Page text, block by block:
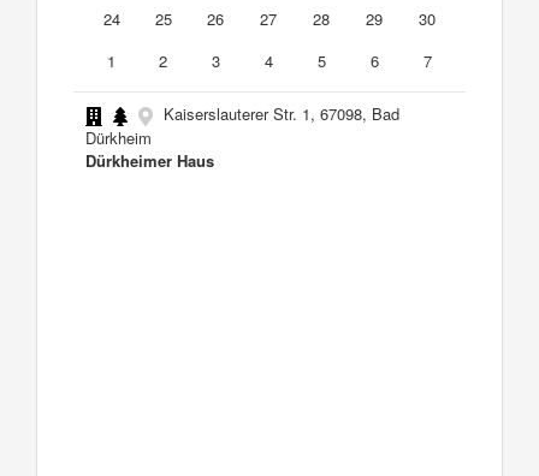
24
25 26 27 28 29
30
1
2 3 4 5 6 7
Kaiserslauterer Str. 1, 67098, Bad
Dürkheim
Dürkheimer Haus